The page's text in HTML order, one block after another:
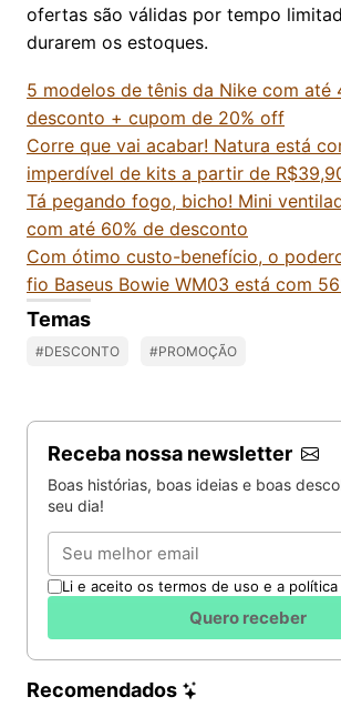
ofertas são válidas por tempo
durarem os estoques.
5 modelos de tênis da Nike com até
desconto + cupom de 20% off
Corre que vai acabar! Natura está
imperdível de kits a partir de
Tá pegando fogo, bicho! Mini
com até 60% de desconto
Com ótimo custo-benefício, o
fio Baseus Bowie WM03 está com
Temas
#DESCONTO #PROMOÇÃO
Receba nossa newsletter
Boas histórias, boas ideias e boas
seu dia!
Email
Li e aceito os termos de uso e a
Quero receber
Recomendados